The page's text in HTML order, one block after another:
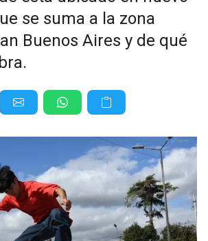
se suma a la zona
Buenos Aires y de qué